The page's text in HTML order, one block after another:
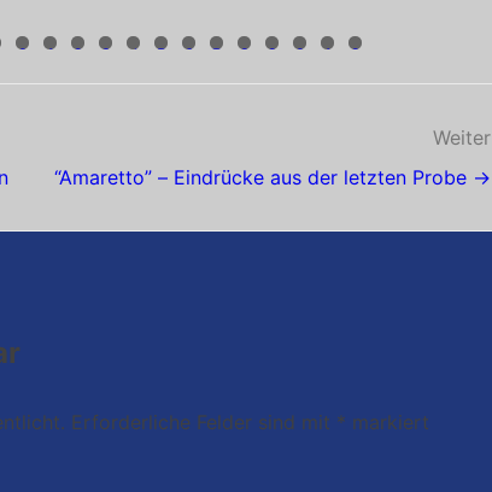
0 1 2 3 4 5 6 7 8 9 0 1 2
Weiter
“Amaretto” – Eindrücke aus der letzten Probe →
Erforderliche Felder sind mit * markiert